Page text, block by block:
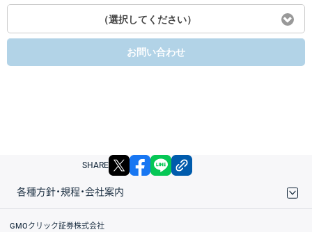
（選択してください）
お問い合わせ
SHARE X facebook
各種方針・規程・会社案内
取引規程・約款
サイトマップ
その他のご案内
個人情報保護方針
最良執行方針
サイトのご利用について
ディスクレイマー
信託保全
リスク説明
会社案内
GMOクリック証券株式会社